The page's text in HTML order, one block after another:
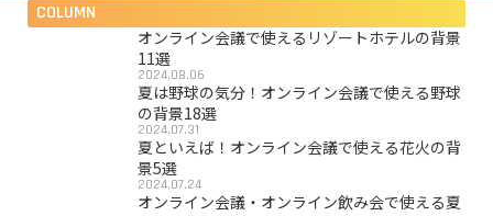
COLUMN
オンライン会議で使えるリゾートホテルの背景
11選
2024.08.06
夏は野球の気分！オンライン会議で使える野球
の背景18選
2024.07.31
夏といえば！オンライン会議で使える花火の背
景5選
2024.07.24
オンライン会議・オンライン飲み会で使える夏